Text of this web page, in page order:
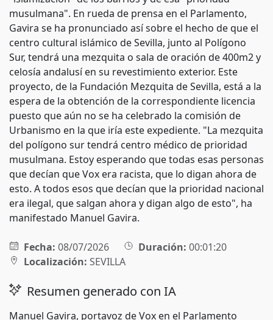
musulmana". En rueda de prensa en el Parlamento,
Gavira se ha pronunciado así sobre el hecho de que el
centro cultural islámico de Sevilla, junto al Polígono
Sur, tendrá una mezquita o sala de oración de 400m2 y
celosía andalusí en su revestimiento exterior. Este
proyecto, de la Fundación Mezquita de Sevilla, está a la
espera de la obtención de la correspondiente licencia
puesto que aún no se ha celebrado la comisión de
Urbanismo en la que iría este expediente. "La mezquita
del polígono sur tendrá centro médico de prioridad
musulmana. Estoy esperando que todas esas personas
que decían que Vox era racista, que lo digan ahora de
esto. A todos esos que decían que la prioridad nacional
era ilegal, que salgan ahora y digan algo de esto", ha
manifestado Manuel Gavira.
Fecha: 08/07/2026 Duración: 00:01:20
Localización: SEVILLA
Resumen generado con IA
Manuel Gavira, portavoz de Vox en el Parlamento